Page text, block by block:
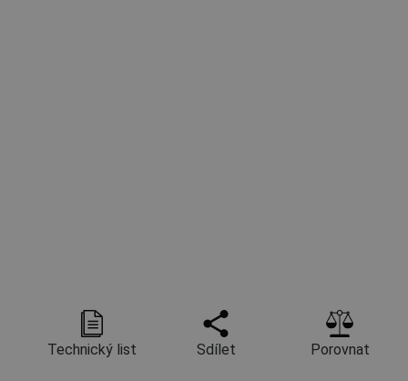
Technický list Sdílet Porovnat